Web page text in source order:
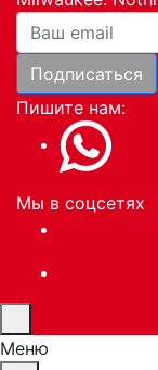
Ваша почта
Подписаться
Пишите нам:
Мы в соцсетях
Меню